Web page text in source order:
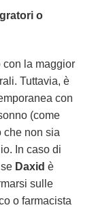
o
con la maggior
Tuttavia, è
con
(come
che non sia
In caso di
Daxid è
sulle
o farmacista